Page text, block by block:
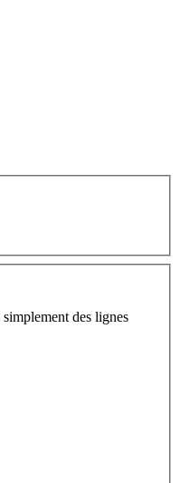
simplement des lignes